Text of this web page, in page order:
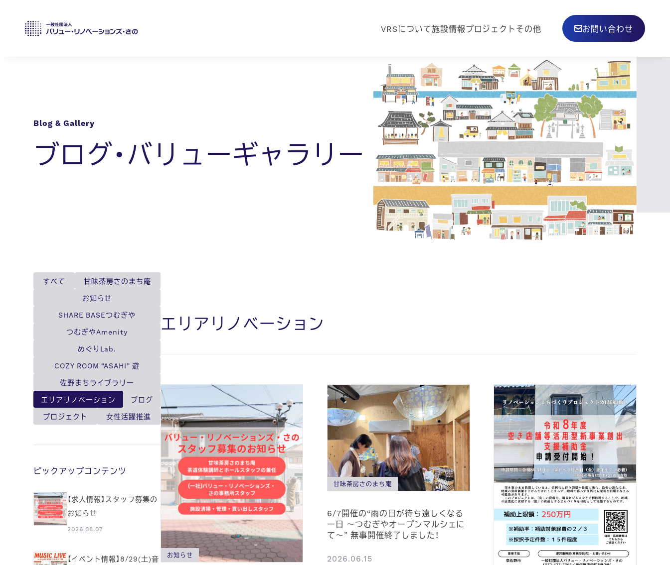
VRSについて施設情報プロジェクトその他 お問い合わせ
ブログ・バリューギャラリー
エリアリノベーション
お知らせ
甘味茶房さのまち庵
6/7開催の“雨の日が待ち遠しくなる
一日 ～つむぎやオープンマルシェに
て～” 無事開催終了しました！
2026.06.15
すべて
甘味茶房さのまち庵
お知らせ
SHARE BASEつむぎや
つむぎやAmenity
めぐりLab.
COZY ROOM “ASAHI” 遊
佐野まちライブラリー
エリアリノベーション
ブログ
プロジェクト
女性活躍推進
ピックアップコンテンツ
【求人情報】スタッフ募集の
お知らせ
2026.08.07
【イベント情報】8/29(土)音